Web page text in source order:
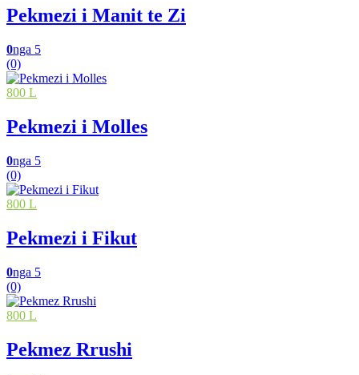
Pekmezi i Manit te Zi
0nga 5
(0)
800 L
Pekmezi i Molles
0nga 5
(0)
800 L
Pekmezi i Fikut
0nga 5
(0)
800 L
Pekmez Rrushi